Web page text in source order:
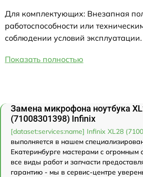
Для комплектующих: Внезапная
работоспособности или
соблюдении условий эксплуатации.
Показать полностью
Замена микрофона ноутбука
(71008301398) Infinix
[dataset:services:name] Infinix XL28
выполняется в нашем
Екатеринбурге мастерами с огромным
все виды работ и запчасти
гарантию - мы в сервис-центре